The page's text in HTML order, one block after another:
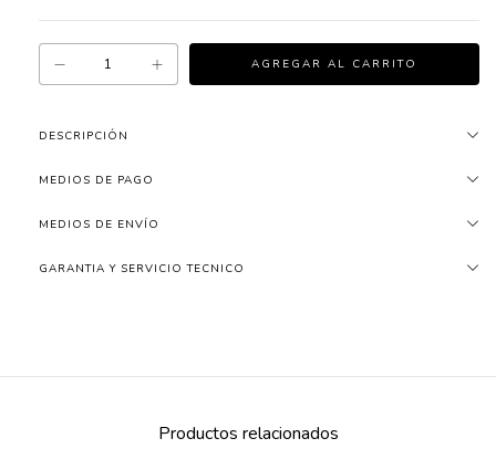
DESCRIPCIÓN
MEDIOS DE PAGO
MEDIOS DE ENVÍO
GARANTIA Y SERVICIO TECNICO
Productos relacionados